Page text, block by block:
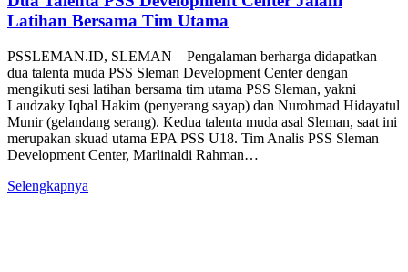
Latihan Bersama Tim Utama
PSSLEMAN.ID, SLEMAN – Pengalaman berharga didapatkan
dua talenta muda PSS Sleman Development Center dengan
mengikuti sesi latihan bersama tim utama PSS Sleman, yakni
Laudzaky Iqbal Hakim (penyerang sayap) dan Nurohmad Hidayatul
Munir (gelandang serang). Kedua talenta muda asal Sleman, saat ini
merupakan skuad utama EPA PSS U18. Tim Analis PSS Sleman
Development Center, Marlinaldi Rahman…
Selengkapnya